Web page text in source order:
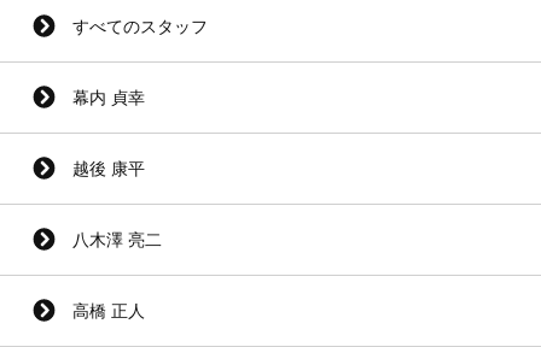
すべてのスタッフ
幕内 貞幸
越後 康平
八木澤 亮二
高橋 正人